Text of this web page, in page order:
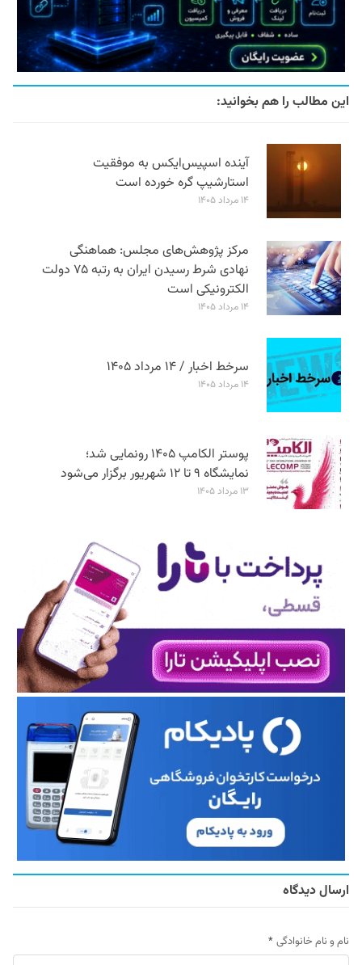
این مطالب را هم بخوانید:
آینده اسپیس‌ایکس به موفقیت
استارشیپ گره خورده است
۱۴ مرداد ۱۴۰۵
مرکز پژوهش‌های مجلس: هماهنگی
نهادی شرط رسیدن ایران به رتبه ۷۵ دولت
الکترونیکی است
۱۴ مرداد ۱۴۰۵
سرخط اخبار / ۱۴ مرداد ۱۴۰۵
۱۴ مرداد ۱۴۰۵
پوستر الکامپ ۱۴۰۵ رونمایی شد؛
نمایشگاه ۹ تا ۱۲ شهریور برگزار می‌شود
۱۳ مرداد ۱۴۰۵
ارسال دیدگاه
نام و نام خانوادگی *